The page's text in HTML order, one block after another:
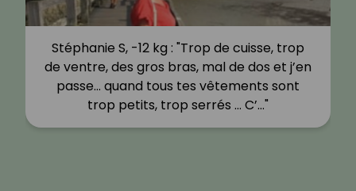
Stéphanie S, -12 kg : "Trop de cuisse, trop
de ventre, des gros bras, mal de dos et j’en
passe… quand tous tes vêtements sont
trop petits, trop serrés … C’…"